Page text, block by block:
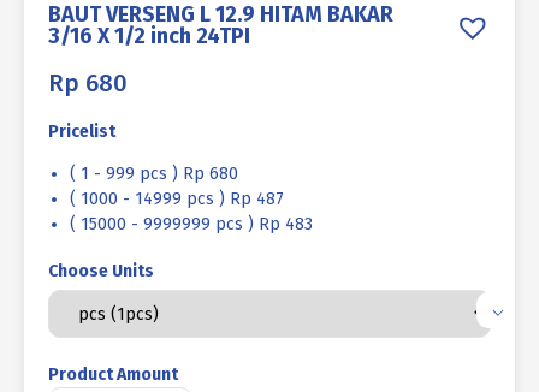
BAUT VERSENG L 12.9 HITAM BAKAR
3/16 X 1/2 inch 24TPI
Rp 680
Pricelist
( 1 - 999 pcs ) Rp 680
( 1000 - 14999 pcs ) Rp 487
( 15000 - 9999999 pcs ) Rp 483
Choose Units
Product Amount